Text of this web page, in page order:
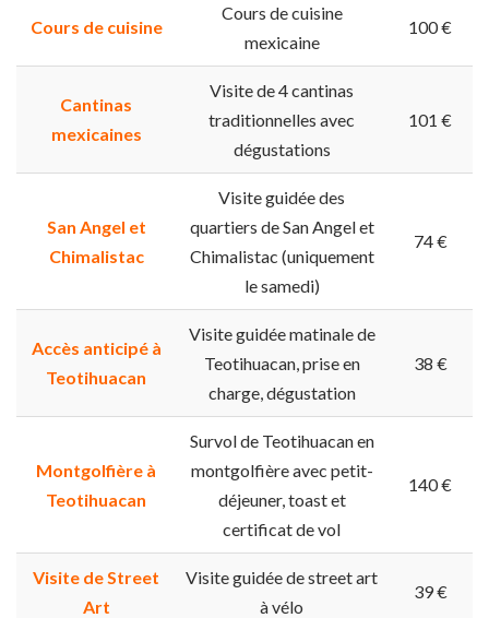
Cours de cuisine
Cours de cuisine
mexicaine
100 €
Cantinas
mexicaines
Visite de 4 cantinas
traditionnelles avec
dégustations
101 €
San Angel et
Chimalistac
Visite guidée des
quartiers de San Angel et
Chimalistac (uniquement
le samedi)
74 €
Accès anticipé à
Teotihuacan
Visite guidée matinale de
Teotihuacan, prise en
charge, dégustation
38 €
Montgolfière à
Teotihuacan
Survol de Teotihuacan en
montgolfière avec petit-
déjeuner, toast et
certificat de vol
140 €
Visite de Street
Art
Visite guidée de street art
à vélo
39 €